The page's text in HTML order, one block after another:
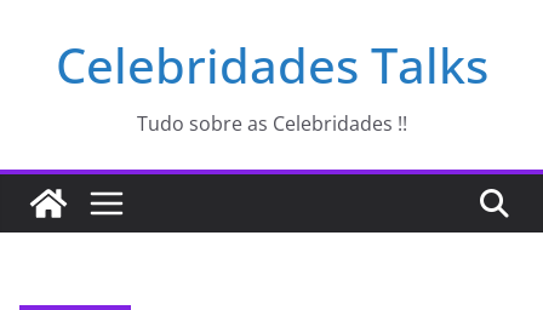
Celebridades Talks
Tudo sobre as Celebridades !!